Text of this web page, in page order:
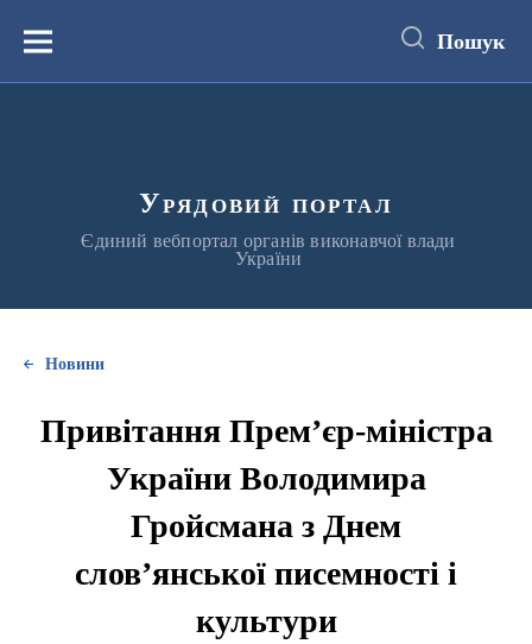
вмістуМеню Пошук
Урядовий портал
Єдиний вебпортал органів виконавчої влади
України
Новини
Привітання Прем’єр-міністра
України Володимира
Гройсмана з Днем
слов’янської писемності і
культури